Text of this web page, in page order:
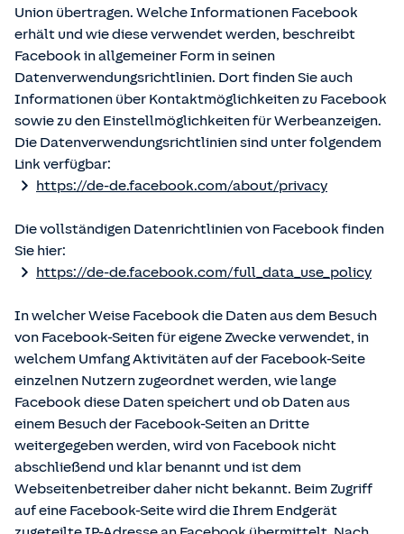
Union übertragen. Welche Informationen Facebook
erhält und wie diese verwendet werden, beschreibt
Facebook in allgemeiner Form in seinen
Datenverwendungsrichtlinien. Dort finden Sie auch
Informationen über Kontaktmöglichkeiten zu Facebook
sowie zu den Einstellmöglichkeiten für Werbeanzeigen.
Die Datenverwendungsrichtlinien sind unter folgendem
Link verfügbar:
https://de-de.facebook.com/about/privacy
Die vollständigen Datenrichtlinien von Facebook finden
Sie hier:
https://de-de.facebook.com/full_data_use_policy
In welcher Weise Facebook die Daten aus dem Besuch
von Facebook-Seiten für eigene Zwecke verwendet, in
welchem Umfang Aktivitäten auf der Facebook-Seite
einzelnen Nutzern zugeordnet werden, wie lange
Facebook diese Daten speichert und ob Daten aus
einem Besuch der Facebook-Seiten an Dritte
weitergegeben werden, wird von Facebook nicht
abschließend und klar benannt und ist dem
Webseitenbetreiber daher nicht bekannt. Beim Zugriff
auf eine Facebook-Seite wird die Ihrem Endgerät